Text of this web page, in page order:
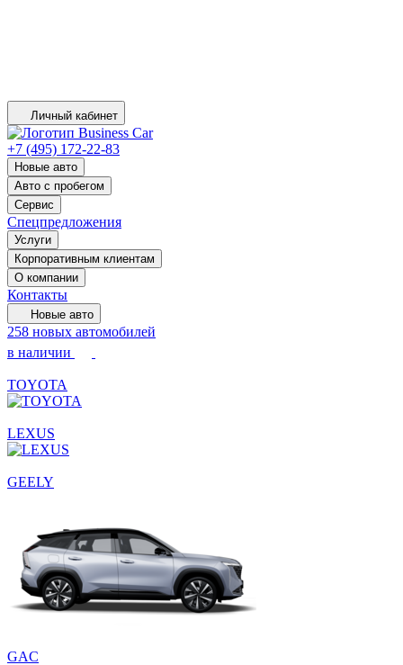
Личный кабинет
+7 (495) 172-22-83
Новые авто
Авто с пробегом
Сервис
Спецпредложения
Услуги
Корпоративным клиентам
О компании
Контакты
Новые авто
258 новых автомобилей
в наличии
TOYOTA
LEXUS
GEELY
GAC